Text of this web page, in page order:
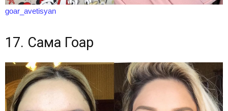
goar_avetisyan
17. Сама Гоар